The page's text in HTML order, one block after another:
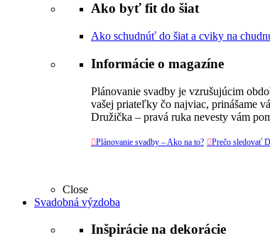
Ako byť fit do šiat
Ako schudnúť do šiat a cviky na
Informácie o magazíne
Plánovanie svadby je vzrušujúcim
vašej priateľky čo najviac, prinášame
Družička – pravá ruka nevesty vám
Plánovanie svadby – Ako na to? Prečo sledovať
Close
Svadobná výzdoba
Inšpirácie na dekorácie